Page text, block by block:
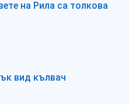
на Рила са толкова
вид кълвач